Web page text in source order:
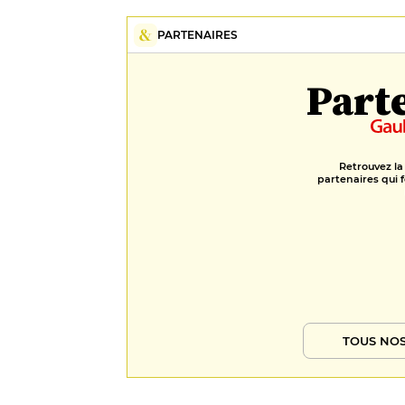
PARTENAIRES
Retrouvez
partenaires qui
TOUS